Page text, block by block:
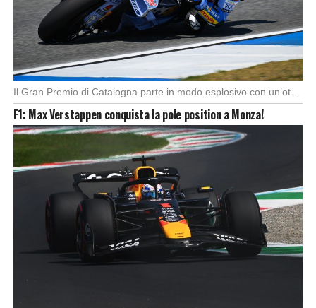
Il Gran Premio di Catalogna parte in modo esplosivo con un’ottima partenza di Alex Marquez, […]
F1: Max Verstappen conquista la pole position a Monza!